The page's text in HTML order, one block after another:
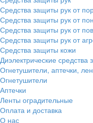
Средства защиты рук от
Средства защиты рук от
Средства защиты рук от
Средства защиты рук от
Средства защиты кожи
Диэлектрические средства
Огнетушители, аптечки,
Огнетушители
Аптечки
Ленты оградительные
Оплата и доставка
О нас